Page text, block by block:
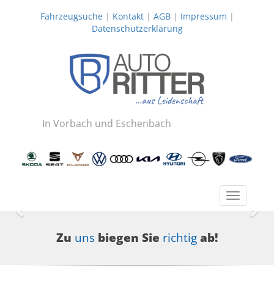
Fahrzeugsuche| Kontakt| AGB| Impressum |
Datenschutzerklärung
In Vorbach und Eschenbach
Toggle
Zurück
Zu unsbiegen Sie richtigab!